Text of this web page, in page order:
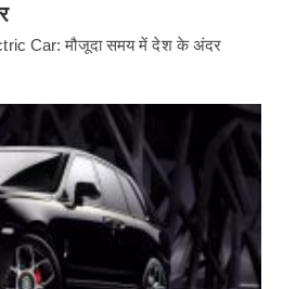
Car: मौजूदा समय में देश के अंदर